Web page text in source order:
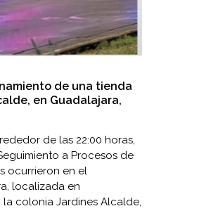
de una tienda
en Guadalajara,
de las 22:00 horas,
a Procesos de
ocurrieron en el
localizada en
la colonia Jardines Alcalde,